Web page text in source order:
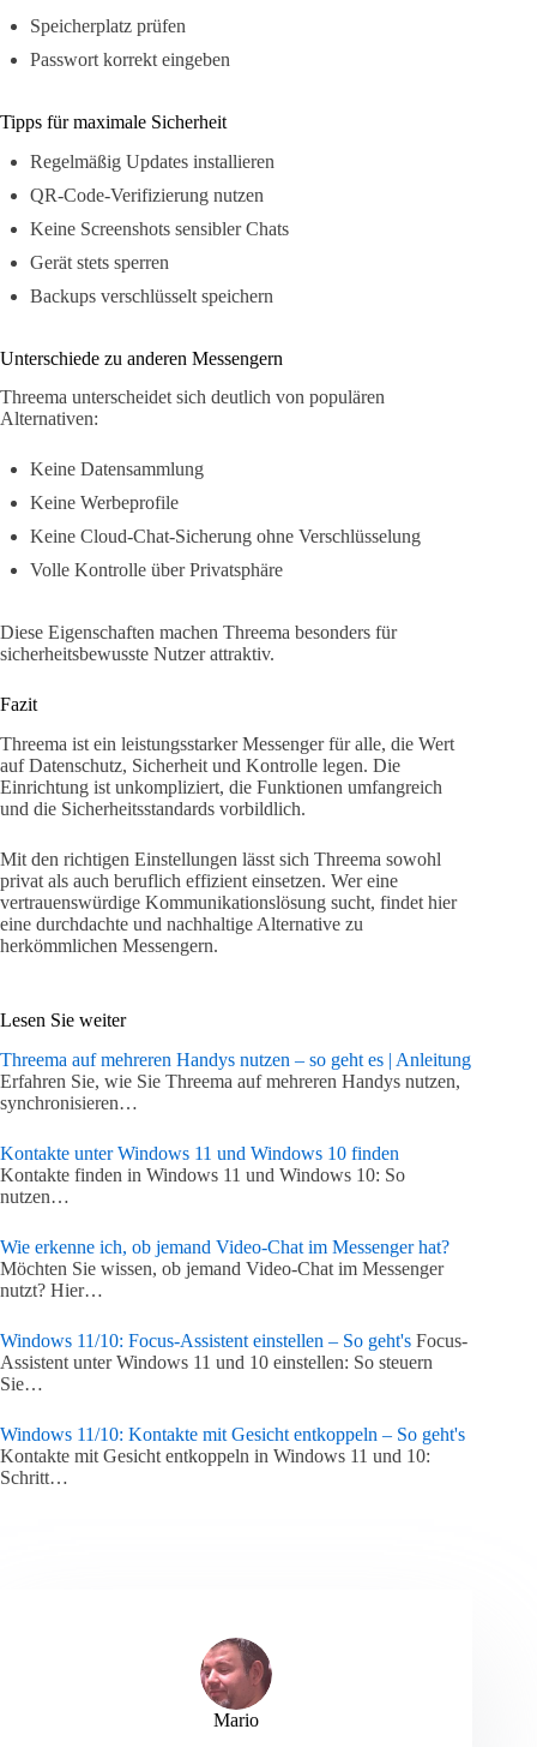
Speicherplatz prüfen
Passwort korrekt eingeben
Tipps für maximale Sicherheit
Regelmäßig Updates installieren
QR-Code-Verifizierung nutzen
Keine Screenshots sensibler Chats
Gerät stets sperren
Backups verschlüsselt speichern
Unterschiede zu anderen Messengern
Threema unterscheidet sich deutlich von populären
Alternativen:
Keine Datensammlung
Keine Werbeprofile
Keine Cloud-Chat-Sicherung ohne Verschlüsselung
Volle Kontrolle über Privatsphäre
Diese Eigenschaften machen Threema besonders für
sicherheitsbewusste Nutzer attraktiv.
Fazit
Threema ist ein leistungsstarker Messenger für alle, die Wert
auf Datenschutz, Sicherheit und Kontrolle legen. Die
Einrichtung ist unkompliziert, die Funktionen umfangreich
und die Sicherheitsstandards vorbildlich.
Mit den richtigen Einstellungen lässt sich Threema sowohl
privat als auch beruflich effizient einsetzen. Wer eine
vertrauenswürdige Kommunikationslösung sucht, findet hier
eine durchdachte und nachhaltige Alternative zu
herkömmlichen Messengern.
Lesen Sie weiter
Threema auf mehreren Handys nutzen – so geht es | Anleitung
Erfahren Sie, wie Sie Threema auf mehreren Handys nutzen,
synchronisieren…
Kontakte unter Windows 11 und Windows 10 finden
Kontakte finden in Windows 11 und Windows 10: So
nutzen…
Wie erkenne ich, ob jemand Video-Chat im Messenger hat?
Möchten Sie wissen, ob jemand Video-Chat im Messenger
nutzt? Hier…
Windows 11/10: Focus-Assistent einstellen – So geht's Focus-
Assistent unter Windows 11 und 10 einstellen: So steuern
Sie…
Windows 11/10: Kontakte mit Gesicht entkoppeln – So geht's
Kontakte mit Gesicht entkoppeln in Windows 11 und 10:
Schritt…
Mario